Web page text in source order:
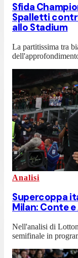
Sfida
Spalletti
allo Stadium
La partitissima tra
Analisi
Supercoppa
Milan: Conte
Nell'analisi di
semifinale in